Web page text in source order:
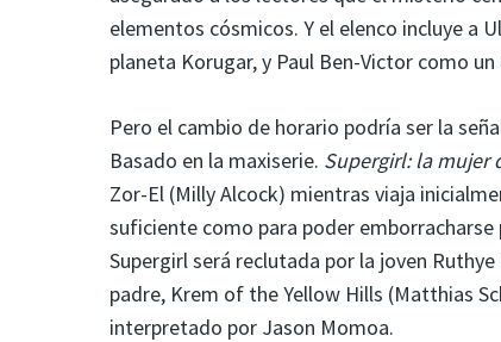
elementos cósmicos. Y el elenco incluye a
planeta Korugar, y Paul Ben-Victor como
Pero el cambio de horario podría ser la
Basado en la maxiserie. Supergirl: la mujer
Zor-El (Milly Alcock) mientras viaja
suficiente como para poder emborracharse
Supergirl será reclutada por la joven
padre, Krem of the Yellow Hills (Matthias
interpretado por Jason Momoa.